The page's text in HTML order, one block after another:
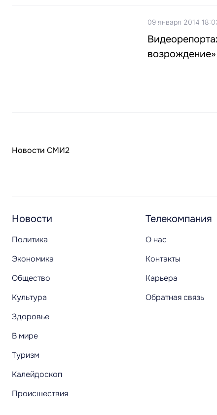
09 января 2014
Новости СМИ2
Новости
Политика
Экономика
Общество
Культура
Здоровье
В мире
Туризм
Калейдоскоп
Происшествия
Телекомпания
О нас
Контакты
Карьера
Обратная связь